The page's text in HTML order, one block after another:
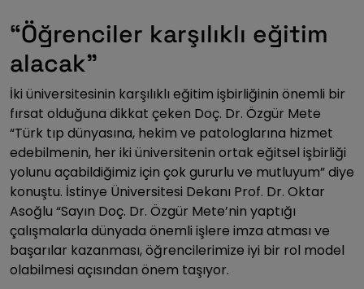
“Öğrenciler karşılıklı eğitim
alacak”
İki üniversitesinin karşılıklı eğitim işbirliğinin önemli bir
fırsat olduğuna dikkat çeken Doç. Dr. Özgür Mete
“Türk tıp dünyasına, hekim ve patologlarına hizmet
edebilmenin, her iki üniversitenin ortak eğitsel işbirliği
yolunu açabildiğimiz için çok gururlu ve mutluyum” diye
konuştu. İstinye Üniversitesi Dekanı Prof. Dr. Oktar
Asoğlu “Sayın Doç. Dr. Özgür Mete’nin yaptığı
çalışmalarla dünyada önemli işlere imza atması ve
başarılar kazanması, öğrencilerimize iyi bir rol model
olabilmesi açısından önem taşıyor.